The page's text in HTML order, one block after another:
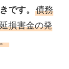
です。 債務
損害金の発